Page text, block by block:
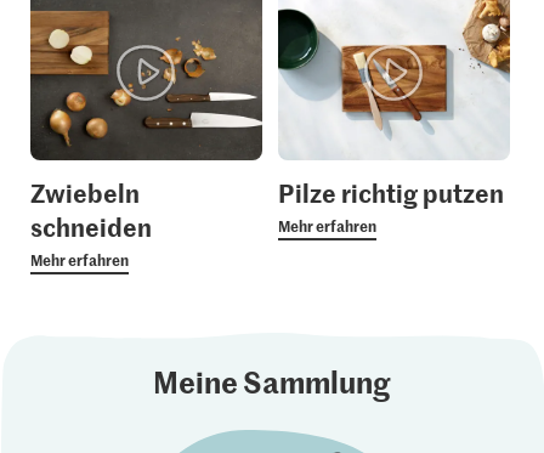
Zwiebeln
schneiden
Mehr erfahren
Pilze richtig putzen
Mehr erfahren
Meine Sammlung